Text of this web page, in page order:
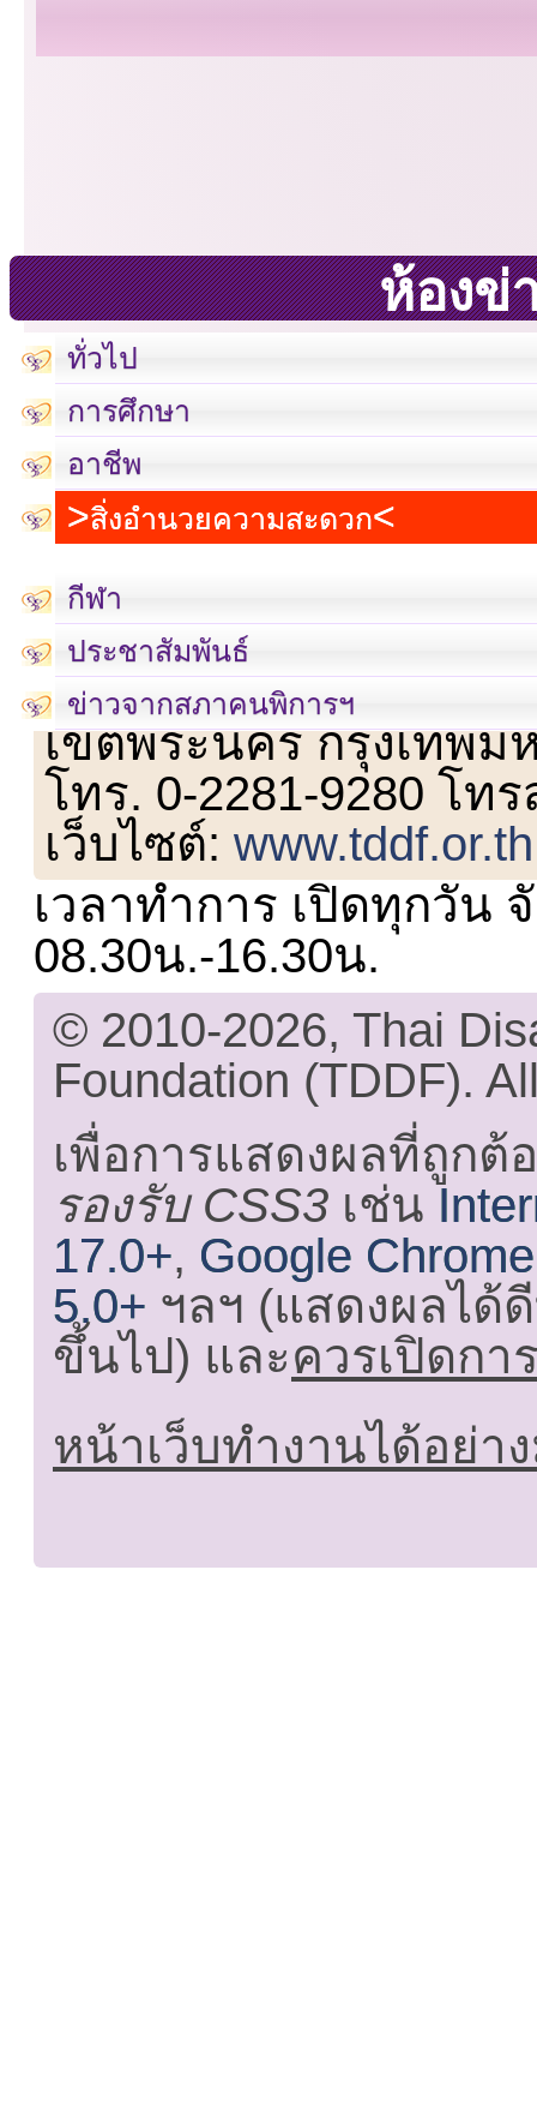
ห้องข่
ทั่วไป
การศึกษา
อาชีพ
สิ่งอำนวยความสะดวก
กีฬา
ประชาสัมพันธ์
ข่าวจากสภาคนพิการฯ
เลขที่ 23 ชั้น 2 ถนนวิ
เขตพระนคร กรุงเทพม
โทร. 0-2281-9280 โท
เว็บไซต์:www.tddf.or.th
เวลาทำการ เปิดทุกวัน
08.30น.-16.30น.
© 2010-2026, Thai
Foundation (TDDF).
เพื่อการแสดงผลที่ถูกต้
รองรับ CSS3 เช่น
17.0+, Google
5.0+ ฯลฯ (แสดงผลได้
ขึ้นไป) และควรเปิดกา
หน้าเว็บทำงานได้อย่า